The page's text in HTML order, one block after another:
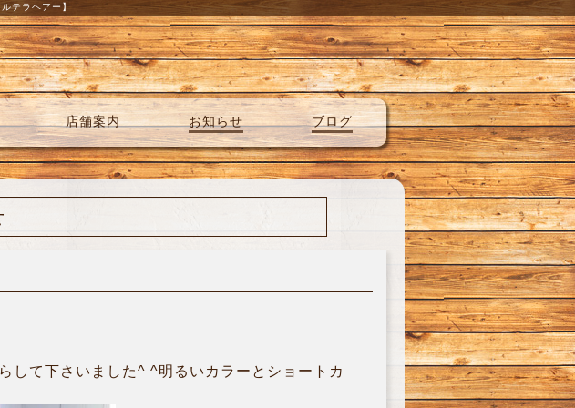
テラヘアー】
店舗案内 お知らせ ブログ
して下さいました^ ^明るいカラーとショートカ